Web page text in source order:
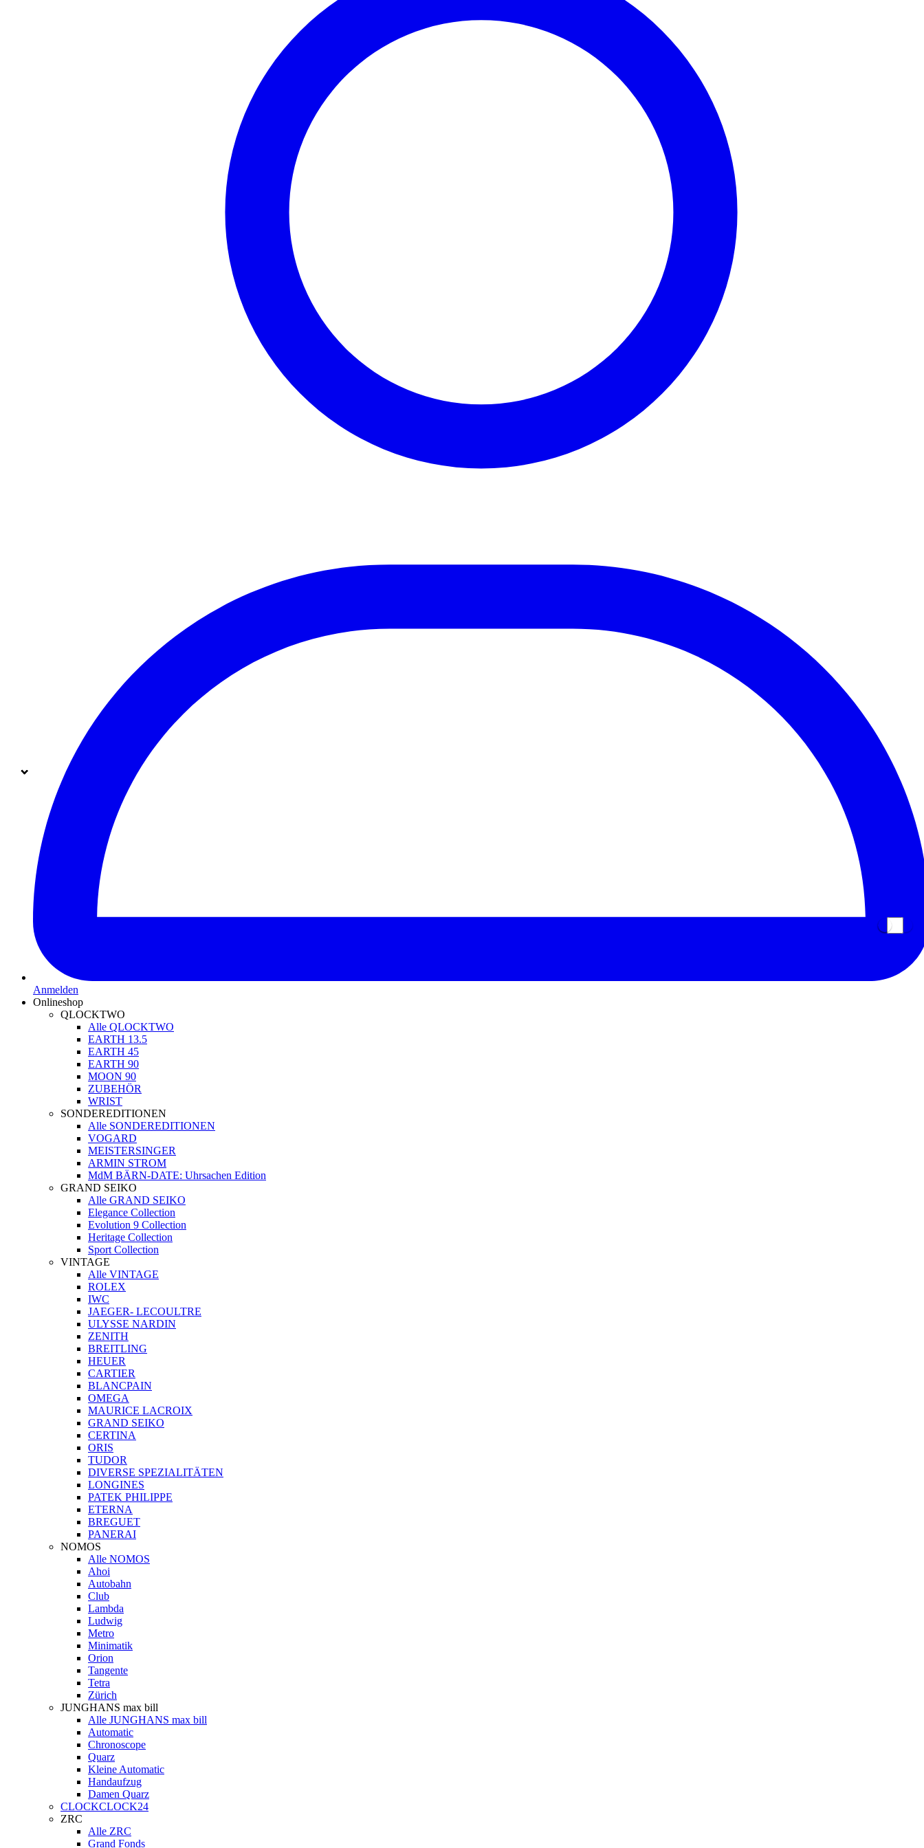
Anmelden
Onlineshop
QLOCKTWO
Alle QLOCKTWO
EARTH 13.5
EARTH 45
EARTH 90
MOON 90
ZUBEHÖR
WRIST
SONDEREDITIONEN
Alle SONDEREDITIONEN
VOGARD
MEISTERSINGER
ARMIN STROM
MdM BÄRN-DATE: Uhrsachen Edition
GRAND SEIKO
Alle GRAND SEIKO
Elegance Collection
Evolution 9 Collection
Heritage Collection
Sport Collection
VINTAGE
Alle VINTAGE
ROLEX
IWC
JAEGER- LECOULTRE
ULYSSE NARDIN
ZENITH
BREITLING
HEUER
CARTIER
BLANCPAIN
OMEGA
MAURICE LACROIX
GRAND SEIKO
CERTINA
ORIS
TUDOR
DIVERSE SPEZIALITÄTEN
LONGINES
PATEK PHILIPPE
ETERNA
BREGUET
PANERAI
NOMOS
Alle NOMOS
Ahoi
Autobahn
Club
Lambda
Ludwig
Metro
Minimatik
Orion
Tangente
Tetra
Zürich
JUNGHANS max bill
Alle JUNGHANS max bill
Automatic
Chronoscope
Quarz
Kleine Automatic
Handaufzug
Damen Quarz
CLOCKCLOCK24
ZRC
Alle ZRC
Grand Fonds